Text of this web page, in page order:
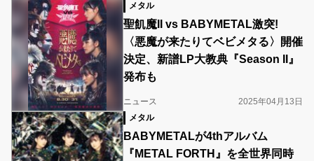
メタル
聖飢魔II vs BABYMETAL激突!
〈悪魔が来たりてベビメタる〉開催
決定、新譜LP大教典『Season II』
発布も
ニュース
2025年04月13日
メタル
BABYMETALが4thアルバム
『METAL FORTH』を全世界同時